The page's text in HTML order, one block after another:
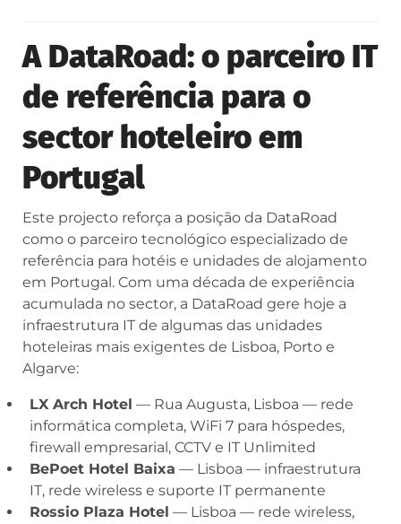
A DataRoad: o parceiro IT
de referência para o
sector hoteleiro em
Portugal
Este projecto reforça a posição da DataRoad
como o parceiro tecnológico especializado de
referência para hotéis e unidades de alojamento
em Portugal. Com uma década de experiência
acumulada no sector, a DataRoad gere hoje a
infraestrutura IT de algumas das unidades
hoteleiras mais exigentes de Lisboa, Porto e
Algarve:
LX Arch Hotel — Rua Augusta, Lisboa — rede
informática completa, WiFi 7 para hóspedes,
firewall empresarial, CCTV e IT Unlimited
BePoet Hotel Baixa — Lisboa — infraestrutura
IT, rede wireless e suporte IT permanente
Rossio Plaza Hotel — Lisboa — rede wireless,